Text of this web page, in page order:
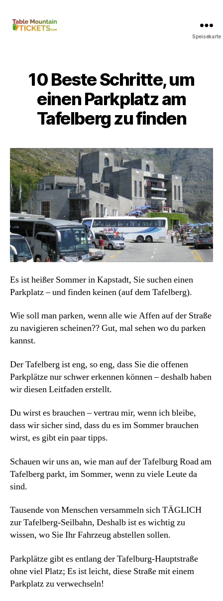
Speisekarte
10 Beste Schritte, um
einen Parkplatz am
Tafelberg zu finden
Es ist heißer Sommer in Kapstadt, Sie suchen einen
Parkplatz – und finden keinen (auf dem Tafelberg).
Wie soll man parken, wenn alle wie Affen auf der Straße
zu navigieren scheinen?? Gut, mal sehen wo du parken
kannst.
Der Tafelberg ist eng, so eng, dass Sie die offenen
Parkplätze nur schwer erkennen können – deshalb haben
wir diesen Leitfaden erstellt.
Du wirst es brauchen – vertrau mir, wenn ich bleibe,
dass wir sicher sind, dass du es im Sommer brauchen
wirst, es gibt ein paar tipps.
Schauen wir uns an, wie man auf der Tafelburg Road am
Tafelberg parkt, im Sommer, wenn zu viele Leute da
sind.
Tausende von Menschen versammeln sich TÄGLICH
zur Tafelberg-Seilbahn, Deshalb ist es wichtig zu
wissen, wo Sie Ihr Fahrzeug abstellen sollen.
Parkplätze gibt es entlang der Tafelburg-Hauptstraße
ohne viel Platz; Es ist leicht, diese Straße mit einem
Parkplatz zu verwechseln!